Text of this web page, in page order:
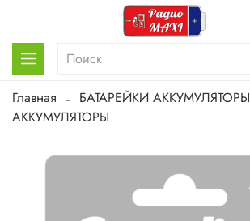
Главная
БАТАРЕЙКИ АККУМУЛЯТОРЫ
АККУМУЛЯТОРЫ